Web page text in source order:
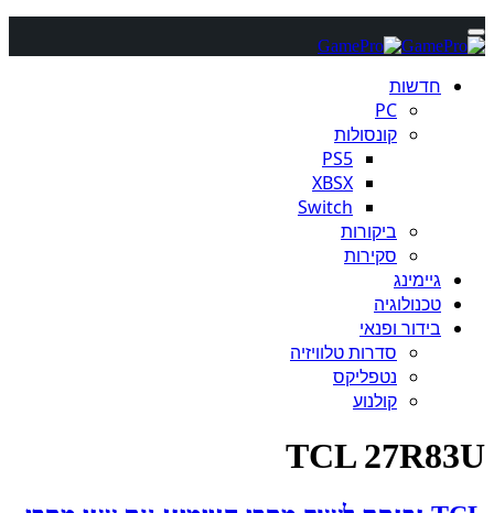
חדשות
PC
קונסולות
PS5
XBSX
Switch
ביקורות
סקירות
גיימינג
טכנולוגיה
בידור ופנאי
סדרות טלוויזיה
נטפליקס
קולנוע
TCL 27R83U